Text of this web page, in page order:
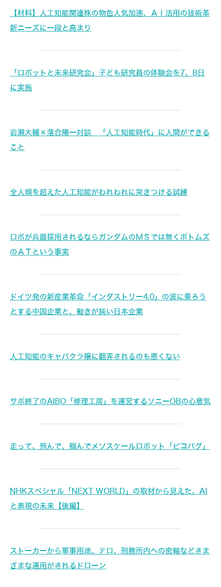
【材料】人工知能関連株の物色人気加速、ＡＩ活用の技術革
新ニーズに一段と高まり
「ロボットと未来研究会」子ども研究員の体験会を7、8日
に実施
岩瀬大輔×落合陽一対談 「人工知能時代」に人間ができる
こと
全人類を超えた人工知能がわれわれに突きつける試練
ロボが兵器採用されるならガンダムのＭＳでは無くボトムズ
のＡＴという事実
ドイツ発の新産業革命「インダストリー4.0」の波に乗ろう
とする中国企業と、動きが鈍い日本企業
人工知能のキャバクラ嬢に翻弄されるのも悪くない
サポ終了のAIBO「修理工房」を運営するソニーOBの心意気
走って、飛んで、掴んでメソスケールロボット「ピコバグ」
NHKスペシャル「NEXT WORLD」の取材から見えた、AI
と表現の未来【後編】
ストーカーから軍事用途、テロ、刑務所内への密輸などさま
ざまな運用がされるドローン